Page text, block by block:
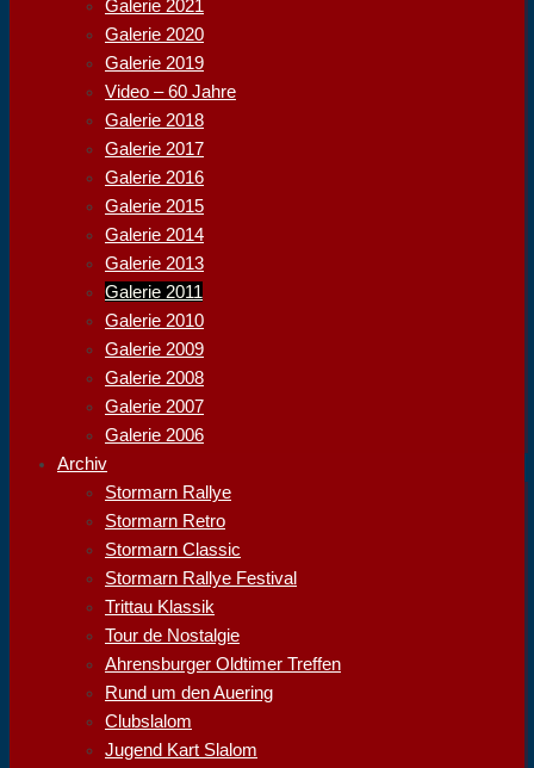
Galerie 2021
Galerie 2020
Galerie 2019
Video – 60 Jahre
Galerie 2018
Galerie 2017
Galerie 2016
Galerie 2015
Galerie 2014
Galerie 2013
Galerie 2011
Galerie 2010
Galerie 2009
Galerie 2008
Galerie 2007
Galerie 2006
Archiv
Stormarn Rallye
Stormarn Retro
Stormarn Classic
Stormarn Rallye Festival
Trittau Klassik
Tour de Nostalgie
Ahrensburger Oldtimer Treffen
Rund um den Auering
Clubslalom
Jugend Kart Slalom